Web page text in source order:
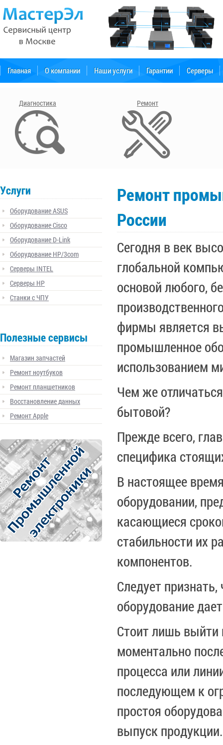
Главная О компании Наши услуги Гарантии Серверы
Диагностика Ремонт
Ремонт
России
Сегодня в век
глобальной
основой любого,
фирмы является
промышленное
использованием
Чем же
бытовой?
Прежде всего,
специфика
В настоящее
оборудовании,
касающиеся
стабильности их
компонентов.
Следует
оборудование
Стоит лишь выйти
моментально
процесса или
последующем к
простоя
выпуск продукции.
Услуги
Оборудование ASUS
Оборудование Cisco
Оборудование D-Link
Оборудование HP/3com
Серверы INTEL
Серверы HP
Станки с ЧПУ
Полезные сервисы
Магазин запчастей
Ремонт ноутбуков
Ремонт планшетников
Восстановление данных
Ремонт Apple